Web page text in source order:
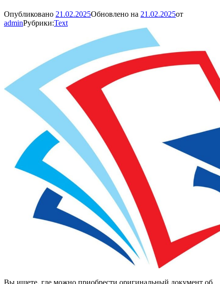
Опубликовано 21.02.2025Обновлено на 21.02.2025от
adminРубрики:Text
Вы ищете, где можно приобрести оригинальный документ об